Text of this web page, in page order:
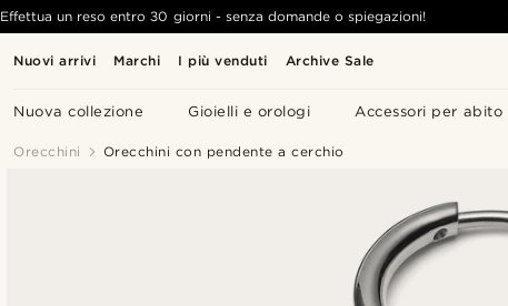
Nuovi arrivi Marchi I più venduti Archive Sale
Nuova collezione Gioielli e orologi Accessori per abito
Effettua un reso entro 30 giorni - senza domande o spiegazioni!
Orecchini Orecchini con pendente a cerchio